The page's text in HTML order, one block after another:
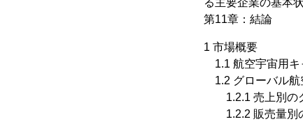
る主要企業の基本
第11章：結論
1 市場概要
1.1 航空宇宙用キ
1.2 グローバル航
1.2.1 売上別のグ
1.2.2 販売量別の